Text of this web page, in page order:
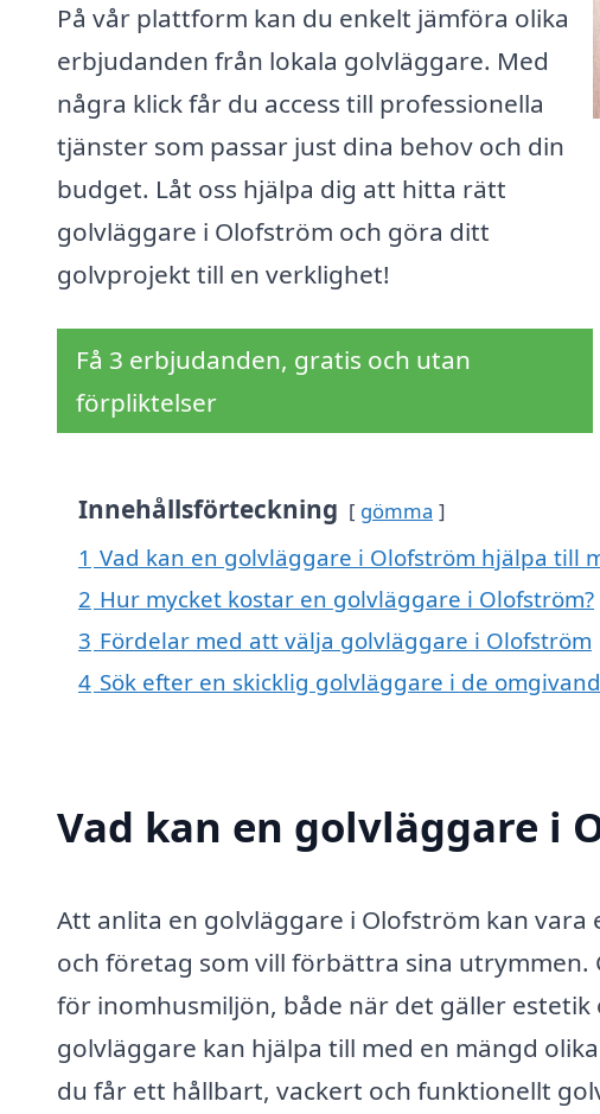
På vår plattform kan du enkelt jämföra olika
erbjudanden från lokala golvläggare. Med
några klick får du access till professionella
tjänster som passar just dina behov och din
budget. Låt oss hjälpa dig att hitta rätt
golvläggare i Olofström och göra ditt
golvprojekt till en verklighet!
Få 3 erbjudanden, gratis och utan
förpliktelser
Innehållsförteckning gömma
1 Vad kan en golvläggare i Olofström hjälpa till
2 Hur mycket kostar en golvläggare i Olofström?
3 Fördelar med att välja golvläggare i Olofström
4 Sök efter en skicklig golvläggare i de
Vad kan en golvläggare i
Att anlita en golvläggare i Olofström kan
och företag som vill förbättra sina
för inomhusmiljön, både när det gäller
golvläggare kan hjälpa till med en mängd
du får ett hållbart, vackert och funktionellt